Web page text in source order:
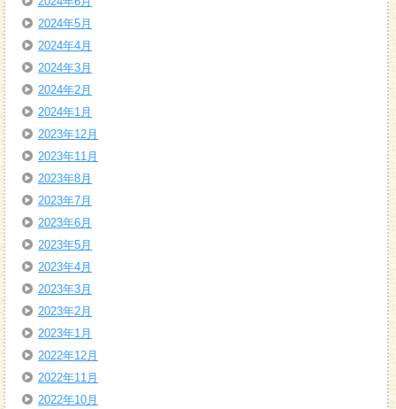
2024年5月
2024年4月
2024年3月
2024年2月
2024年1月
2023年12月
2023年11月
2023年8月
2023年7月
2023年6月
2023年5月
2023年4月
2023年3月
2023年2月
2023年1月
2022年12月
2022年11月
2022年10月